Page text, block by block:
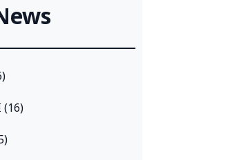
(16)